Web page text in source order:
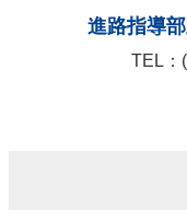
進路指導
TEL：